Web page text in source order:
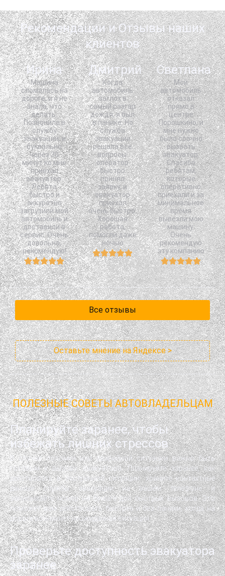
Рекомендации и Отзывы наших
клиентов
Ирина
Машина
сломалась на
дороге, и я не
знала, что
делать.
Позвонила в
службу
эвакуации, и
буквально
через 30
минут ко мне
приехал
эвакуатор.
Ребята
быстро и
аккуратно
загрузили мой
автомобиль и
доставили в
сервис. Очень
довольна,
рекомендую!
Дмитрий
Когда
автомобиль
заглох в
самый разгар
дождя, я был
в панике. Но
служба
эвакуации
решала все
вопросы:
оператор
быстро
принял
заявку, и
эвакуатор
приехал
очень быстро.
Хорошая
работа,
помогли даже
ночью
Светлана
Мой
автомобиль
отказал
прямо в
центре
Порошкино, и
мне нужно
было срочно
вызвать
эвакуатор.
Спасибо
ребятам,
которые
оперативно
приехали и за
минимальное
время
вывезли мою
машину.
Очень
рекомендую
эту компанию
Все отзывы
Оставьте мнение на Яндексе >
ПОЛЕЗНЫЕ СОВЕТЫ АВТОВЛАДЕЛЬЦАМ
Планируйте заранее, чтобы
избежать лишних стрессов
В случае поломки или аварийной ситуации важно быть
готовым к вызову эвакуатора. Планируйте заранее, как
действовать в экстренной ситуации: храните контактные
данные службы эвакуации на вашем телефоне и
записывайте номер на бумаге для быстрых вызовов. Это
поможет вам действовать быстрее и без паники, когда на
дороге возникнет неожиданная ситуация.
Проверьте доступность эвакуатора
заранее